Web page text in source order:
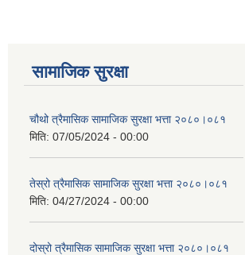
सामाजिक सुरक्षा
चौथो त्रैमासिक सामाजिक सुरक्षा भत्ता २०८०।०८१
मिति: 07/05/2024 - 00:00
तेस्रो त्रैमासिक सामाजिक सुरक्षा भत्ता २०८०।०८१
मिति: 04/27/2024 - 00:00
दोस्रो त्रैमासिक सामाजिक सुरक्षा भत्ता २०८०।०८१